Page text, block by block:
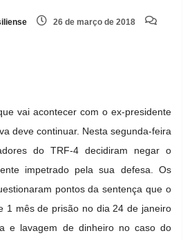
26 de março de 2018
vai acontecer com o ex-presidente
deve continuar. Nesta segunda-feira
do TRF-4 decidiram negar o
impetrado pela sua defesa. Os
pontos da sentença que o
1 mês de prisão no dia 24 de janeiro
e lavagem de dinheiro no caso do